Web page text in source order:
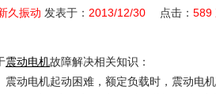
久振动 发表于： 2013/12/30 点击： 589
震动电机故障解决相关知识：
震动电机起动困难，额定负载时，震动电